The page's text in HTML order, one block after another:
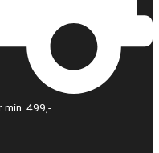
499,-